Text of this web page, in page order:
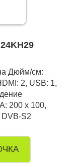
Дюйм/см:
2, USB: 1,
200 x 100,
S2